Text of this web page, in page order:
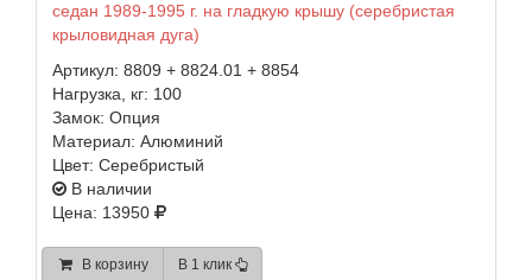
седан 1989-1995 г. на гладкую крышу (серебристая
крыловидная дуга)
Артикул: 8809 + 8824.01 + 8854
Нагрузка, кг: 100
Замок: Опция
Материал: Алюминий
Цвет: Серебристый
В наличии
Цена: 13950
В корзину В 1 клик